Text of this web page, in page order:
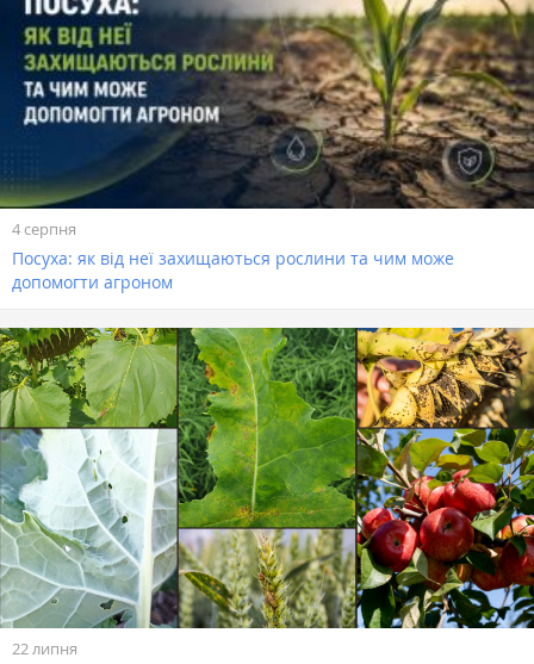
4 серпня
Посуха: як від неї захищаються рослини та чим може
допомогти агроном
22 липня